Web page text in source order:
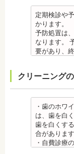
す。その程
・矯正終了
せが悪くな
なると、咀
います、頭
開かない、
発症する場
他にも自律
合わせが原
その他
・個人差が
になる場合
況を聞いて
・矯正中、
・矯正中、
了後に虫歯
歯の治療を
・矯正治療
（歯磨き）
炎のリスク
、毎日丁寧
を抑えまし
・矯正中は
いため、矯
あります。
虫歯、歯周
治療終了後
ため、心臓
悸、血圧上
噛んでもわ
からないた
す。さらに
反応が起こ
・矯正中、
・矯正治療
（歯磨き）
炎のリスク
中に合った
、毎日丁寧
を抑えまし
足りない方
善、治療が
・インプラ
み、腫れ、
これらの症
くの場合2～
に穴をあけ
た、インプ
を行う場合
・インプラ
ナンスをし
インプラン
ごろから丁
しまうこと
原因のひと
クとジルコ
合や金属と
場合がある
る人の場合
メタルセラ
オールセラ
・オールセ
額となる場
度は低いた
てしまうこ
はマウスピ
定期検診や
かります。
予防処置は
なります。
要があり、
日本歯科大
新潟大学医
都内歯科医
クリーニング
・歯のホワ
は、歯を白
歯を白くす
合があります
・自費診療